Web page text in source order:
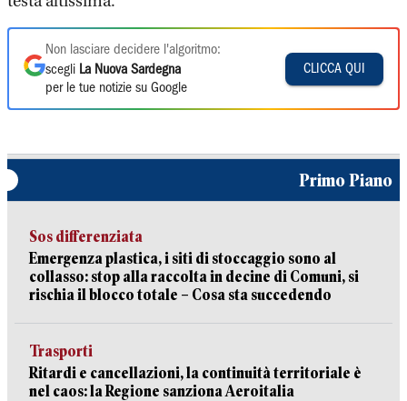
Non lasciare decidere l'algoritmo:
scegli La Nuova Sardegna
per le tue notizie su Google
CLICCA QUI
Primo Piano
Sos differenziata
Emergenza plastica, i siti di stoccaggio sono al
collasso: stop alla raccolta in decine di Comuni, si
rischia il blocco totale – Cosa sta succedendo
Trasporti
Ritardi e cancellazioni, la continuità territoriale è
nel caos: la Regione sanziona Aeroitalia